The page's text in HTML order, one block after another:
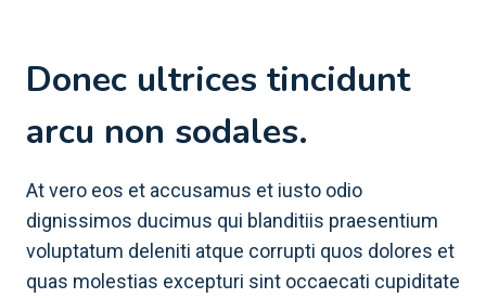
Donec ultrices tincidunt
arcu non sodales.
At vero eos et accusamus et iusto odio
dignissimos ducimus qui blanditiis praesentium
voluptatum deleniti atque corrupti quos dolores et
quas molestias excepturi sint occaecati cupiditate